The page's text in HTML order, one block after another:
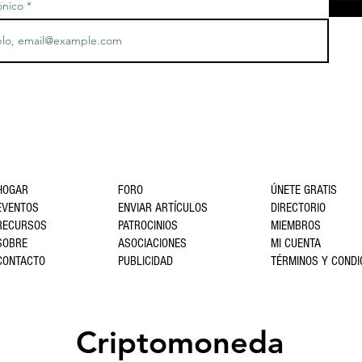
FORO
ENVIAR ARTÍCULOS
PATROCINIOS
ASOCIACIONES
PUBLICIDAD
ÚNETE GRATIS
DIRECTORIO
MIEMBROS
MI CUENTA
TÉRMINOS Y
Criptomoneda